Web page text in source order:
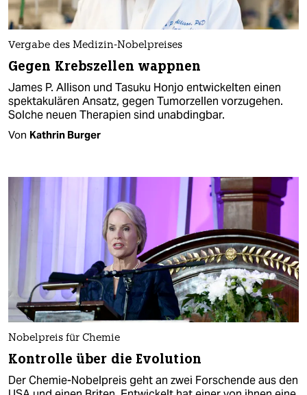
Vergabe des Medizin-Nobelpreises
Gegen Krebszellen wappnen
James P. Allison und Tasuku Honjo entwickelten einen
spektakulären Ansatz, gegen Tumorzellen vorzugehen.
Solche neuen Therapien sind unabdingbar.
Von Kathrin Burger
Nobelpreis für Chemie
Kontrolle über die Evolution
Der Chemie-Nobelpreis geht an zwei Forschende aus den